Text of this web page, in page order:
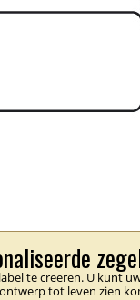
te creëren. U kunt
tot leven zien